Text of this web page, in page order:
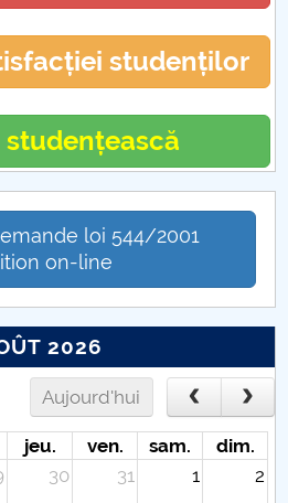
studenților
studențească
loi 544/2001
on-line
2026
Aujourd'hui
jeu. ven. sam.
dim.
30 31 1 2